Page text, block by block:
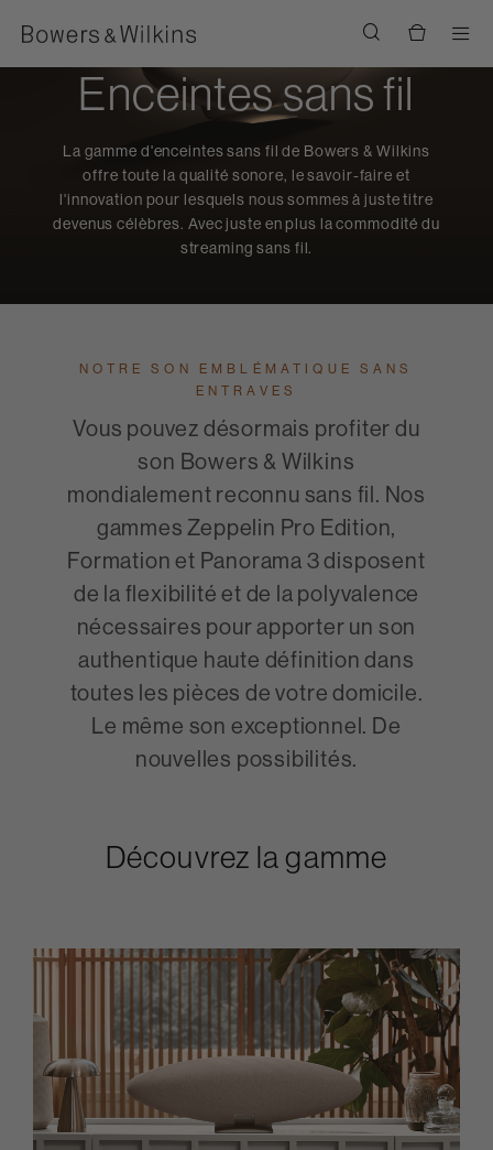
Enceintes sans fil
La gamme d'enceintes sans fil de Bowers & Wilkins
offre toute la qualité sonore, le savoir-faire et
l'innovation pour lesquels nous sommes à juste titre
devenus célèbres. Avec juste en plus la commodité du
streaming sans fil.
NOTRE SON EMBLÉMATIQUE SANS
ENTRAVES
Vous pouvez désormais profiter du
son Bowers & Wilkins
mondialement reconnu sans fil. Nos
gammes Zeppelin Pro Edition,
Formation et Panorama 3 disposent
de la flexibilité et de la polyvalence
nécessaires pour apporter un son
authentique haute définition dans
toutes les pièces de votre domicile.
Le même son exceptionnel. De
nouvelles possibilités.
Découvrez la gamme